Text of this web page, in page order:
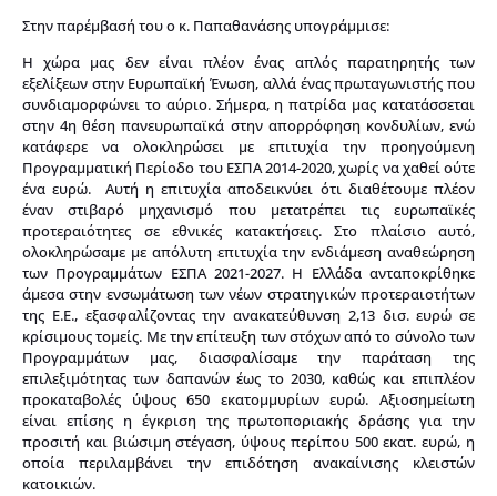
Στην παρέμβασή του ο κ. Παπαθανάσης υπογράμμισε:
Η χώρα μας δεν είναι πλέον ένας απλός παρατηρητής των
εξελίξεων στην Ευρωπαϊκή Ένωση, αλλά ένας πρωταγωνιστής που
συνδιαμορφώνει το αύριο. Σήμερα, η πατρίδα μας κατατάσσεται
στην 4η θέση πανευρωπαϊκά στην απορρόφηση κονδυλίων, ενώ
κατάφερε να ολοκληρώσει με επιτυχία την προηγούμενη
Προγραμματική Περίοδο του ΕΣΠΑ 2014-2020, χωρίς να χαθεί ούτε
ένα ευρώ. Αυτή η επιτυχία αποδεικνύει ότι διαθέτουμε πλέον
έναν στιβαρό μηχανισμό που μετατρέπει τις ευρωπαϊκές
προτεραιότητες σε εθνικές κατακτήσεις. Στο πλαίσιο αυτό,
ολοκληρώσαμε με απόλυτη επιτυχία την ενδιάμεση αναθεώρηση
των Προγραμμάτων ΕΣΠΑ 2021-2027. Η Ελλάδα ανταποκρίθηκε
άμεσα στην ενσωμάτωση των νέων στρατηγικών προτεραιοτήτων
της Ε.Ε., εξασφαλίζοντας την ανακατεύθυνση 2,13 δισ. ευρώ σε
κρίσιμους τομείς. Με την επίτευξη των στόχων από το σύνολο των
Προγραμμάτων μας, διασφαλίσαμε την παράταση της
επιλεξιμότητας των δαπανών έως το 2030, καθώς και επιπλέον
προκαταβολές ύψους 650 εκατομμυρίων ευρώ. Αξιοσημείωτη
είναι επίσης η έγκριση της πρωτοποριακής δράσης για την
προσιτή και βιώσιμη στέγαση, ύψους περίπου 500 εκατ. ευρώ, η
οποία περιλαμβάνει την επιδότηση ανακαίνισης κλειστών
κατοικιών.